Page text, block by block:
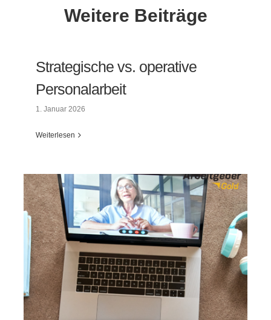
Weitere Beiträge
Strategische vs. operative
Personalarbeit
1. Januar 2026
Weiterlesen